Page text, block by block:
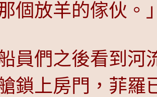
個放羊的傢伙。
員們之後看到河
鎖上房門，菲羅